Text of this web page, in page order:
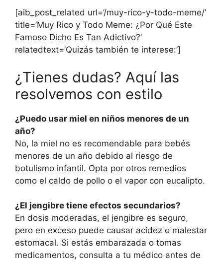
[aib_post_related url=’/muy-rico-y-todo-meme/’
title=’Muy Rico y Todo Meme: ¿Por Qué Este
Famoso Dicho Es Tan Adictivo?’
relatedtext=’Quizás también te interese:’]
¿Tienes dudas? Aquí las
resolvemos con estilo
¿Puedo usar miel en niños menores de un
año?
No, la miel no es recomendable para bebés
menores de un año debido al riesgo de
botulismo infantil. Opta por otros remedios
como el caldo de pollo o el vapor con eucalipto.
¿El jengibre tiene efectos secundarios?
En dosis moderadas, el jengibre es seguro,
pero en exceso puede causar acidez o malestar
estomacal. Si estás embarazada o tomas
medicamentos, consulta a tu médico antes de